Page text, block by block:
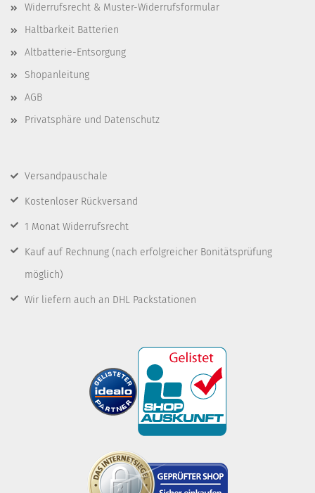
Widerrufsrecht & Muster-Widerrufsformular
Haltbarkeit Batterien
Altbatterie-Entsorgung
Shopanleitung
AGB
Privatsphäre und Datenschutz
Versandpauschale
Kostenloser Rückversand
1 Monat Widerrufsrecht
Kauf auf Rechnung (nach erfolgreicher Bonitätsprüfung
möglich)
Wir liefern auch an DHL Packstationen